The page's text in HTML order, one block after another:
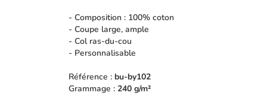
- Composition : 100% coton
- Coupe large, ample
- Col ras-du-cou
- Personnalisable
Référence : bu-by102
Grammage : 240 g/m²